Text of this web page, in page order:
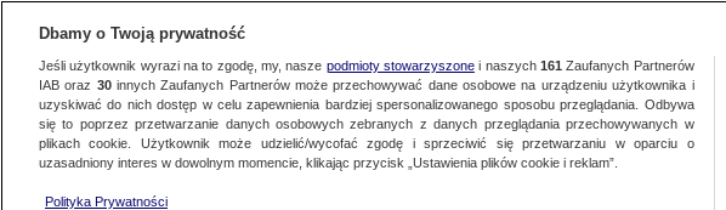
Dbamy o Twoją prywatność
Jeśli użytkownik wyrazi na to zgodę, my, nasze podmioty stowarzyszonei naszych 161 Zaufanych Partnerów
IAB oraz 30innych Zaufanych Partnerów może przechowywać dane osobowe na urządzeniu użytkownika i
uzyskiwać do nich dostęp w celu zapewnienia bardziej spersonalizowanego sposobu przeglądania. Odbywa
się to poprzez przetwarzanie danych osobowych zebranych z danych przeglądania przechowywanych w
plikach cookie. Użytkownik może udzielić/wycofać zgodę i sprzeciwić się przetwarzaniu w oparciu o
uzasadniony interes w dowolnym momencie, klikając przycisk „Ustawienia plików cookie i reklam”.
Polityka Prywatności